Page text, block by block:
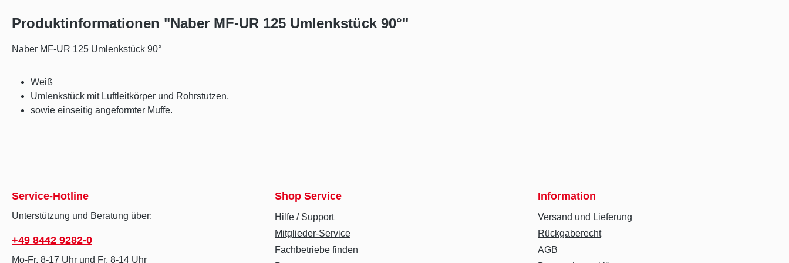
Produktinformationen "Naber MF-UR 125 Umlenkstück 90°"
Naber MF-UR 125 Umlenkstück 90°
Weiß
Umlenkstück mit Luftleitkörper und Rohrstutzen,
sowie einseitig angeformter Muffe.
Service-Hotline
Unterstützung und Beratung über:
+49 8442 9282-0
Mo-Fr, 8-17 Uhr und Fr, 8-14 Uhr
Shop Service
Hilfe / Support
Mitglieder-Service
Fachbetriebe finden
Information
Versand und Lieferung
Rückgaberecht
AGB